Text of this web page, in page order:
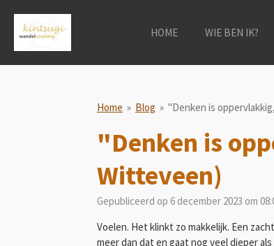
Ga
direct
HOME WIE BEN IK?
Home » Blog » "Denken is
"Denken is
Witteveen)
Gepubliceerd op 6 december 2023 om
Voelen. Het klinkt zo makkelijk. Een
meer dan dat en gaat nog veel dieper